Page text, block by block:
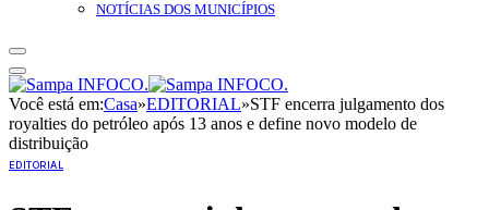
NOTÍCIAS DOS MUNICÍPIOS
Você está em:Casa»EDITORIAL»STF encerra julgamento dos
royalties do petróleo após 13 anos e define novo modelo de
distribuição
EDITORIAL